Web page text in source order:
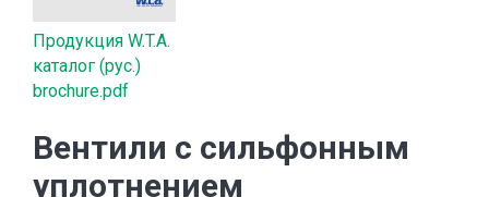
Продукция W.T.A.
каталог (рус.)
brochure.pdf
Вентили с сильфонным
уплотнением